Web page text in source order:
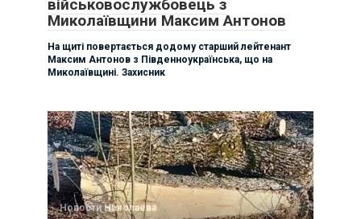
військовослужбовець з
Миколаївщини Максим Антонов
На щиті повертається додому старший лейтенант
Максим Антонов з Південноукраїнська, що на
Миколаївщині. Захисник
Новости Николаева